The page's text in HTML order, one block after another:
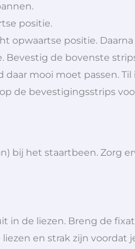
positie.
opwaartse positie.
Bevestig de bovenste
mooi moet passen.
de bevestigingsstrips
bij het staartbeen. Zorg
in de liezen. Breng de
en strak zijn voordat